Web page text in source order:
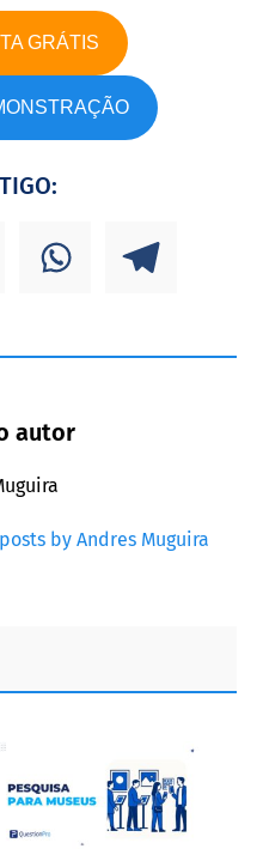
GRÁTIS
autor
by Andres Muguira